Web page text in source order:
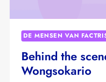
DE MENSEN VAN
Behind the
Wongsokario